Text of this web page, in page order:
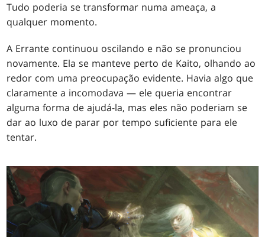
Tudo poderia se transformar numa ameaça, a
qualquer momento.
A Errante continuou oscilando e não se pronunciou
novamente. Ela se manteve perto de Kaito, olhando ao
redor com uma preocupação evidente. Havia algo que
claramente a incomodava — ele queria encontrar
alguma forma de ajudá-la, mas eles não poderiam se
dar ao luxo de parar por tempo suficiente para ele
tentar.